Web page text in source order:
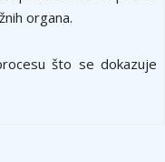
organa.
što se dokazuje